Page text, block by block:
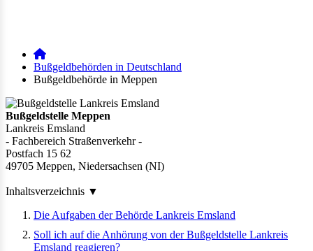
Bußgeldbehörden in Deutschland
Bußgeldbehörde in Meppen
Bußgeldstelle Meppen
Lankreis Emsland
- Fachbereich Straßenverkehr -
Postfach 15 62
49705 Meppen, Niedersachsen (NI)
Inhaltsverzeichnis ▼
Die Aufgaben der Behörde Lankreis Emsland
Soll ich auf die Anhörung von der Bußgeldstelle Lankreis
Emsland reagieren?